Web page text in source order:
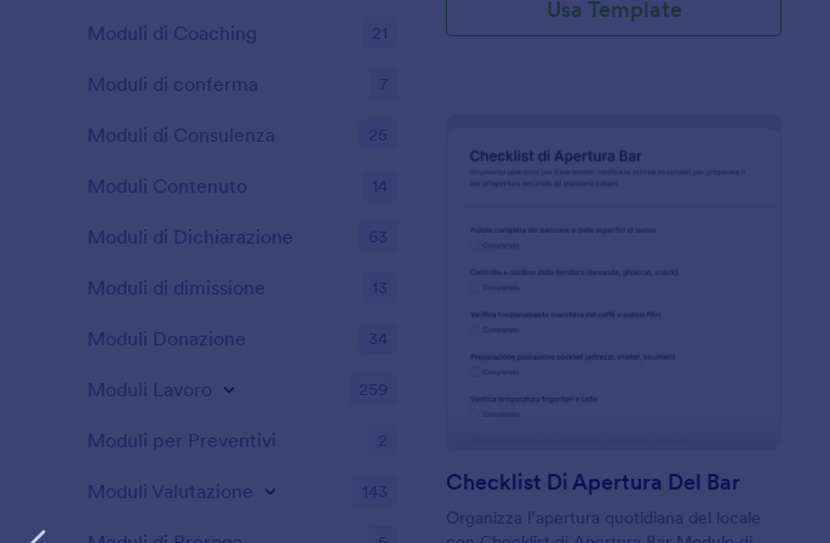
Usa Template
Checklist Di Apertura Del Bar
Organizza l’apertura quotidiana del locale
Moduli di Coaching 21
Moduli di conferma 7
Moduli di Consulenza 25
Moduli Contenuto 14
Moduli di Dichiarazione 63
Moduli di dimissione 13
Moduli Donazione 34
Moduli Lavoro 259
Moduli per Preventivi 2
Moduli Valutazione 143